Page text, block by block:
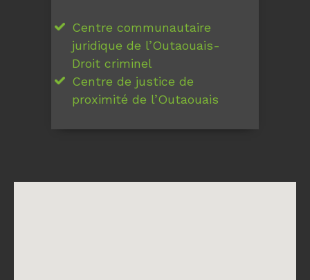
Centre communautaire
juridique de l’Outaouais-
Droit criminel
Centre de justice de
proximité de l’Outaouais